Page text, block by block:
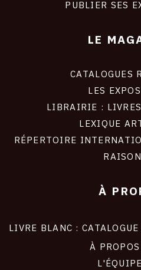
PUBLIER SES
LE
CATALOGUES
LES
LIBRAIRIE :
LEXIQUE
RÉPERTOIRE
À
LIVRE BLANC :
À